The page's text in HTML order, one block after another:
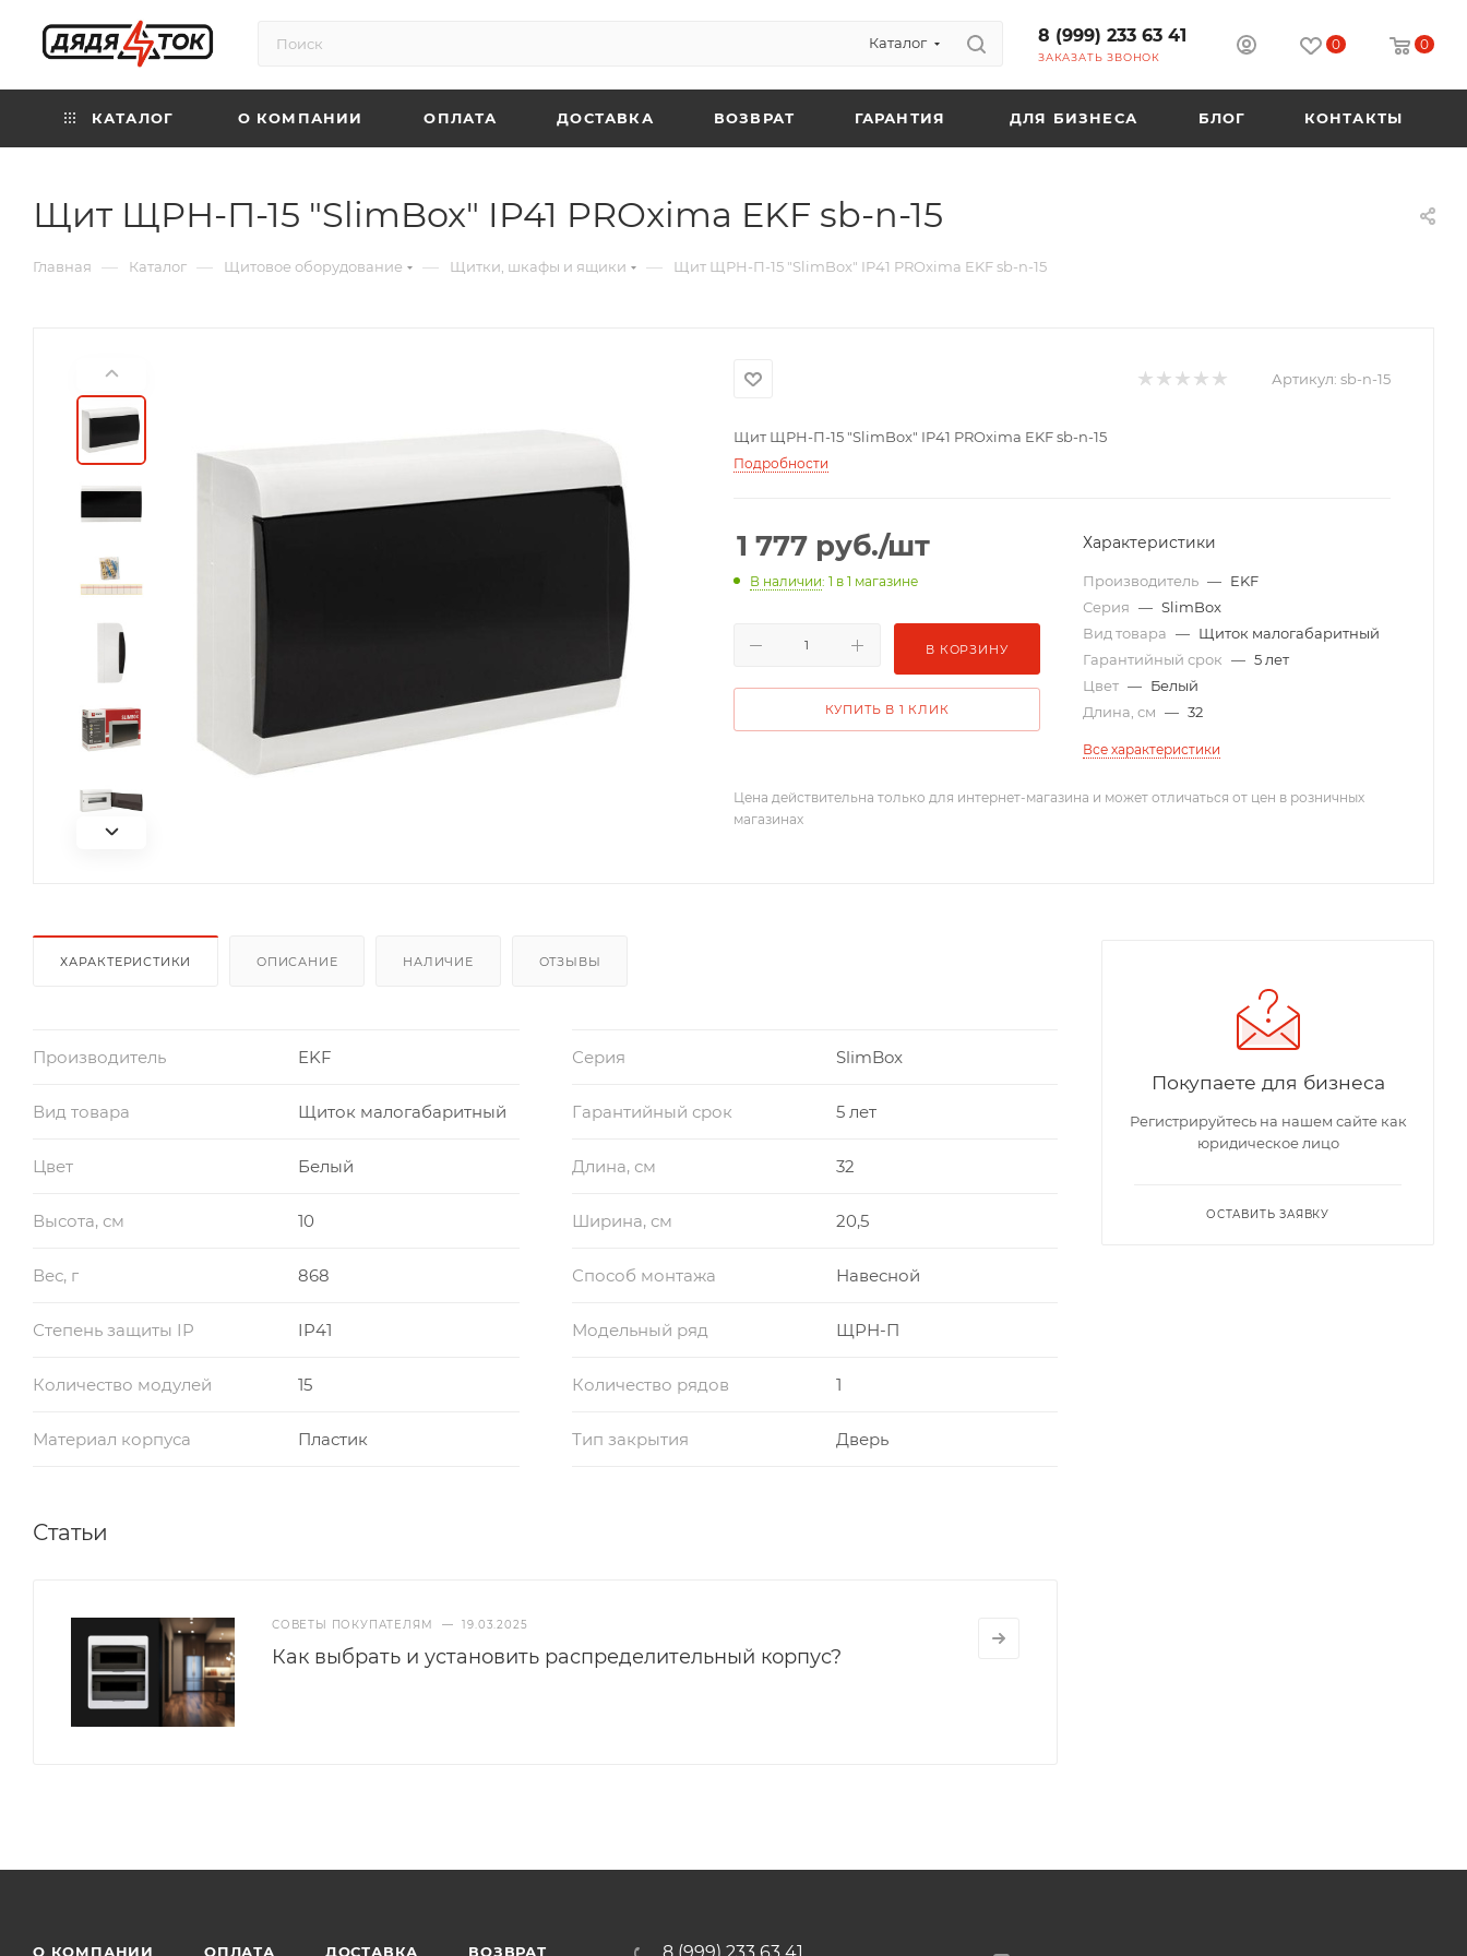
Каталог 8 (999) 233 63 41
ЗАКАЗАТЬ ЗВОНОК
0 0
КАТАЛОГ О КОМПАНИИ ОПЛАТА ДОСТАВКА ВОЗВРАТ ГАРАНТИЯ ДЛЯ БИЗНЕСА БЛОГ КОНТАКТЫ
Щит ЩРН-П-15 "SlimBox" IP41 PROxima EKF sb-n-15
Главная — Каталог — Щитовое оборудование — Щитки, шкафы и ящики — Щит ЩРН-П-15 "SlimBox" IP41 PROxima EKF sb-n-15
Артикул: sb-n-15
Щит ЩРН-П-15 "SlimBox" IP41 PROxima EKF sb-n-15
Подробности
1 777 руб./шт
В наличии: 1 в 1 магазине
В КОРЗИНУ
КУПИТЬ В 1 КЛИК
Характеристики
Производитель — EKF
Серия — SlimBox
Вид товара — Щиток малогабаритный
Гарантийный срок — 5 лет
Цвет — Белый
Длина, см — 32
Все характеристики
Цена действительна только для интернет-магазина и может отличаться от цен в розничных
магазинах
ХАРАКТЕРИСТИКИ ОПИСАНИЕ НАЛИЧИЕ ОТЗЫВЫ
Производитель EKF Серия SlimBox
Вид товара Щиток малогабаритный Гарантийный срок 5 лет
Цвет Белый Длина, см 32
Высота, см 10 Ширина, см 20,5
Вес, г 868 Способ монтажа Навесной
Степень защиты IP IP41 Модельный ряд ЩРН-П
Количество модулей 15 Количество рядов 1
Материал корпуса Пластик Тип закрытия Дверь
Статьи
СОВЕТЫ ПОКУПАТЕЛЯМ — 19.03.2025
Как выбрать и установить распределительный корпус?
Покупаете для бизнеса
Регистрируйтесь на нашем сайте как
юридическое лицо
ОСТАВИТЬ ЗАЯВКУ
О КОМПАНИИ ОПЛАТА ДОСТАВКА ВОЗВРАТ